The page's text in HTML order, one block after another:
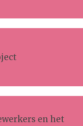
en het